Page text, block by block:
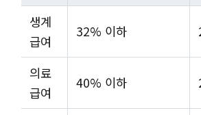
생계
급여
32% 이하
의료
급여
40% 이하